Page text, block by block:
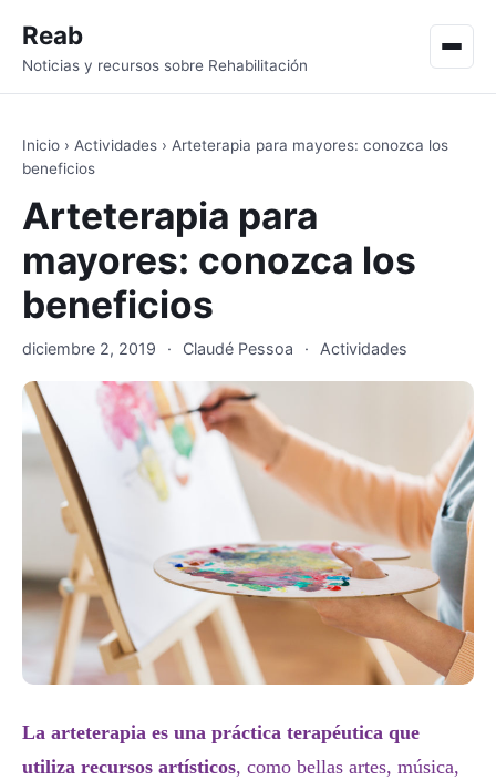
Reab
Noticias y recursos sobre Rehabilitación
Inicio › Actividades › Arteterapia para mayores: conozca los
beneficios
Arteterapia para
mayores: conozca los
beneficios
diciembre 2, 2019 · Claudé Pessoa · Actividades
La arteterapia es una práctica terapéutica que
utiliza recursos artísticos, como bellas artes, música,